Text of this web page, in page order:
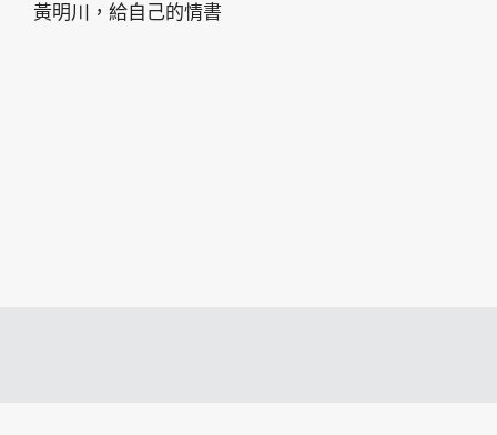
黃明川，給自己的情書